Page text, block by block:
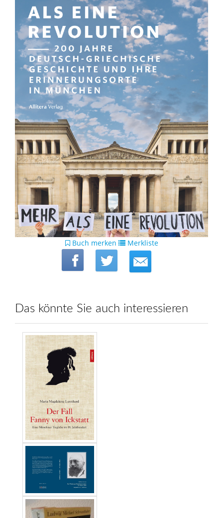
Buch merken Merkliste
Das könnte Sie auch interessieren